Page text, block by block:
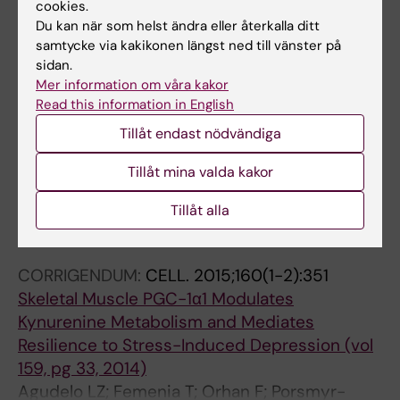
ARTICLE:DRUG METABOLISM AND
DISPOSITION.
2003;31(11):1310-1314
GYKI-47261, a new AMPA [2-amino-3-(3-
hydroxymethylisoxazole-4-yl)propionic acid]
antagonist, is a CYP2E1 inducer
Tamási V; Hazai E; Porsmyr-Palmertz M;
Ingelman-Sundberg M; Vereczkey L;
Monostory K
Alla övriga publikationer
CORRIGENDUM: CELL. 2015;160(1-2):351
Skeletal Muscle PGC-1α1 Modulates
Kynurenine Metabolism and Mediates
Resilience to Stress-Induced Depression (vol
159, pg 33, 2014)
Agudelo LZ; Femenia T; Orhan F; Porsmyr-
cookies.
Du kan när som helst ändra eller återkalla ditt
samtycke via kakikonen längst ned till vänster på
sidan.
Mer information om våra kakor
Read this information in English
Tillåt endast nödvändiga
Tillåt mina valda kakor
Tillåt alla